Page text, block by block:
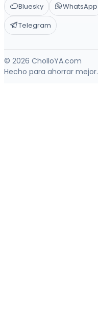
Bluesky
WhatsApp
Telegram
© 2026 CholloYA.com
Hecho para ahorrar mejor.